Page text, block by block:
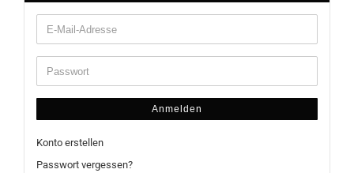
Anmelden
Konto erstellen
Passwort vergessen?